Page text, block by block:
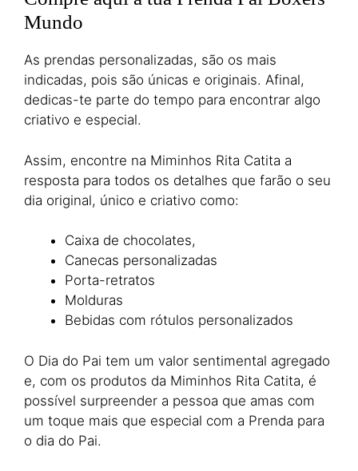
Mundo
As prendas personalizadas, são os mais
indicadas, pois são únicas e originais. Afinal,
dedicas-te parte do tempo para encontrar algo
criativo e especial.
Assim, encontre na Miminhos Rita Catita a
resposta para todos os detalhes que farão o seu
dia original, único e criativo como:
Caixa de chocolates,
Canecas personalizadas
Porta-retratos
Molduras
Bebidas com rótulos personalizados
O Dia do Pai tem um valor sentimental agregado
e, com os produtos da Miminhos Rita Catita, é
possível surpreender a pessoa que amas com
um toque mais que especial com a Prenda para
o dia do Pai.